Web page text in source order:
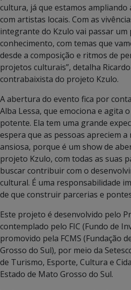
cultura, já que estamos ampliando
com artistas locais. Com as
integrante do Kzulo vai passar um
conhecimento, com temas que
desde a composição e ritmos de
projetos culturais”, detalha
contrabaixista do projeto Kzulo.
A abertura do evento fica por
Alba Lessa, que emociona e agita
potente. Ela tem uma grande
espera que as pessoas apreciem a
ansiosa, porque é um show de
projeto Kzulo, com todas as suas
buscar contribuir com o
cultural. É uma responsabilidade
de que construir parcerias e
Este projeto é desenvolvido pelo
contemplado pelo FIC (Fundo de
promovido pela FCMS (Fundação
Grosso do Sul), por meio da
de Turismo, Esporte, Cultura e
Estado de Mato Grosso do Sul.